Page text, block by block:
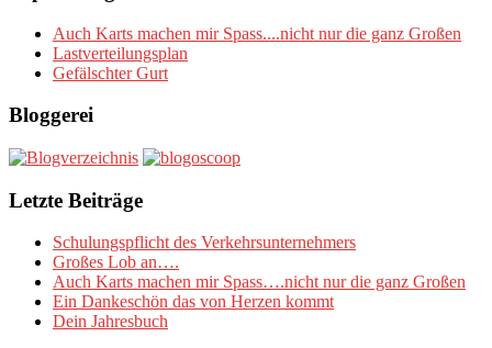
Auch Karts machen mir Spass....nicht nur die ganz Großen
Lastverteilungsplan
Gefälschter Gurt
Bloggerei
Letzte Beiträge
Schulungspflicht des Verkehrsunternehmers
Großes Lob an….
Auch Karts machen mir Spass….nicht nur die ganz Großen
Ein Dankeschön das von Herzen kommt
Dein Jahresbuch